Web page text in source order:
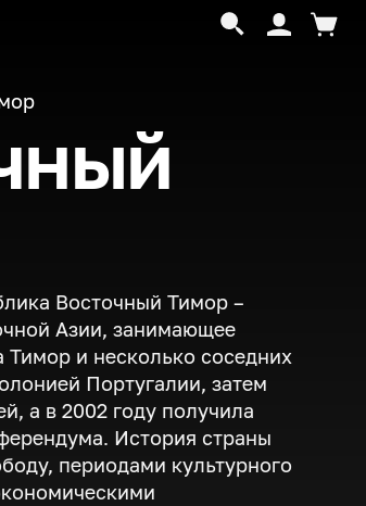
Восточный Тимор –
Азии, занимающее
Тимор и несколько соседних
Португалии, затем
а в 2002 году получила
История страны
периодами культурного